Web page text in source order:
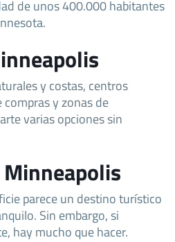
de unos 400.000 habitantes
y costas, centros
y zonas de
varias opciones sin
Minneapolis
parece un destino turístico
Sin embargo, si
hay mucho que hacer.